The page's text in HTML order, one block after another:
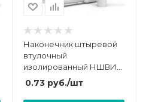
Наконечник штыревой
втулочный
изолированный НШВИ
0.5-8 TOKOV ELECTRIC
TKE-NSVI-0.5-8-C01/100
0.73руб./шт